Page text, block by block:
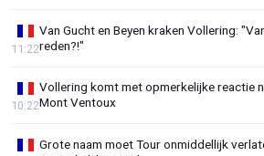
Van Gucht en Beyen kraken Vollering:
reden?!"
11:22
Vollering komt met opmerkelijke reactie
Mont Ventoux
10:22
Grote naam moet Tour onmiddellijk